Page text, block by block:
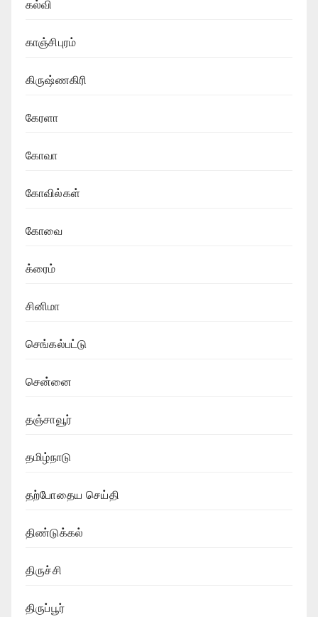
கல்வி
காஞ்சிபுரம்
கிருஷ்ணகிரி
கேரளா
கோவா
கோவில்கள்
கோவை
க்ரைம்
சினிமா
செங்கல்பட்டு
சென்னை
தஞ்சாவூர்
தமிழ்நாடு
தற்போதைய செய்தி
திண்டுக்கல்
திருச்சி
திருப்பூர்